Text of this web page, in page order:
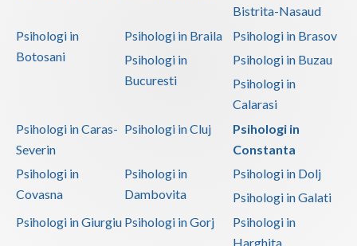
Bistrita-Nasaud
Psihologi in
Botosani
Psihologi in Braila
Psihologi in Brasov
Psihologi in
Bucuresti
Psihologi in Buzau
Psihologi in
Calarasi
Psihologi in Caras-
Severin
Psihologi in Cluj
Psihologi in
Constanta
Psihologi in
Covasna
Psihologi in
Dambovita
Psihologi in Dolj
Psihologi in Galati
Psihologi in Giurgiu Psihologi in Gorj
Psihologi in
Harghita